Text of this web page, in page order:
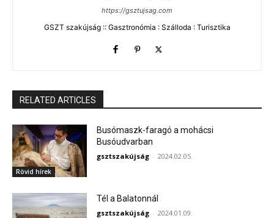
https://gsztujsag.com
GSZT szakújság :: Gasztronómia : Szálloda : Turisztika
RELATED ARTICLES
Rövid hírek
Busómaszk-faragó a mohácsi
Busóudvarban
gsztszakújság - 2024.02.05.
Tél a Balatonnál
gsztszakújság - 2024.01.09.